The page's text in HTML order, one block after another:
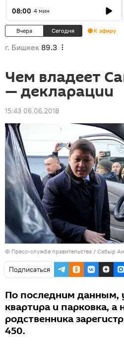
08:00 4 мин
Вчера Сегодня К эфиру
г. Бишкек 89.3
Чем владеет
— декларации
15:43 06.06.2018
© Пресс-служба правительства / Сабыр
Подписаться
По последним данным,
квартира и парковка, а
родственника
450.